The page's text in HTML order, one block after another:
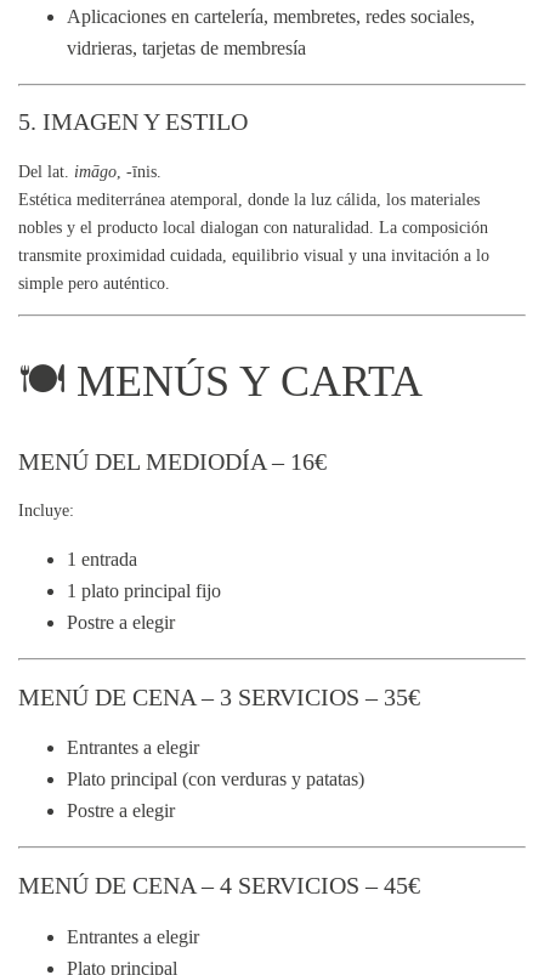
Aplicaciones en cartelería, membretes, redes sociales,
vidrieras, tarjetas de membresía
5. IMAGEN Y ESTILO
Del lat. imāgo , -īnis.
Estética mediterránea atemporal, donde la luz cálida, los materiales
nobles y el producto local dialogan con naturalidad. La composición
transmite proximidad cuidada, equilibrio visual y una invitación a lo
simple pero auténtico.
🍽 MENÚS Y CARTA
MENÚ DEL MEDIODÍA – 16€
Incluye:
1 entrada
1 plato principal fijo
Postre a elegir
MENÚ DE CENA – 3 SERVICIOS – 35€
Entrantes a elegir
Plato principal (con verduras y patatas)
Postre a elegir
MENÚ DE CENA – 4 SERVICIOS – 45€
Entrantes a elegir
Plato principal